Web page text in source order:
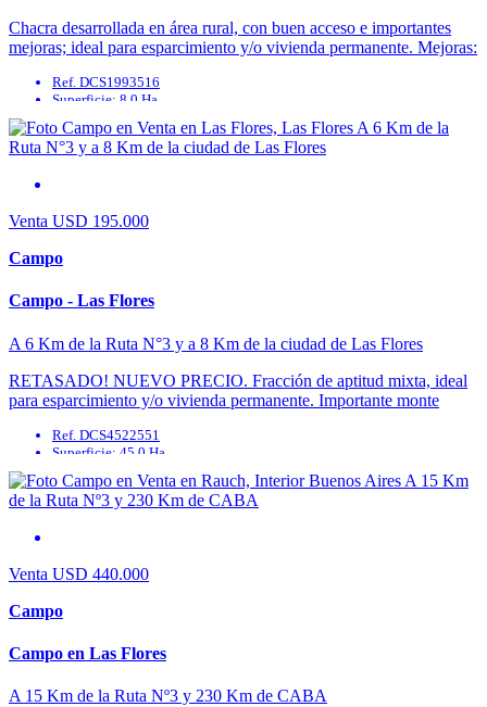
Chacra desarrollada en área rural, con buen acceso e importantes
mejoras; ideal para esparcimiento y/o vivienda permanente. Mejoras:
Ref. DCS1993516
Superficie: 8.0 Ha
Agua Potable: No
Cable: Sí
Venta USD 195.000
Campo
Campo - Las Flores
A 6 Km de la Ruta N°3 y a 8 Km de la ciudad de Las Flores
RETASADO! NUEVO PRECIO. Fracción de aptitud mixta, ideal
para esparcimiento y/o vivienda permanente. Importante monte
eléctrica. ...Ref. DCS4522551
Superficie: 45.0 Ha
Agua Potable: No
Cable: No
Venta USD 440.000
Campo
Campo en Las Flores
A 15 Km de la Ruta Nº3 y 230 Km de CABA